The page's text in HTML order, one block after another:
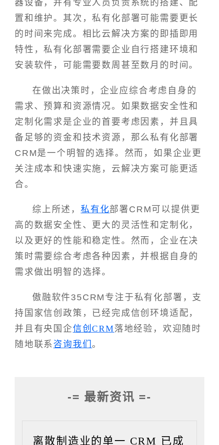
器设备，并有专业人员负责系统的搭建、配
置和维护。其次，私有化部署可能需要更长
的时间来完成。相比云解决方案的即插即用
特性，私有化部署需要企业自行搭建环境和
安装软件，可能需要数周甚至数月的时间。
在做出决策时，企业应综合考虑自身的
需求、预算和资源情况。如果数据安全性和
定制化需求是企业的首要考虑因素，并且具
备足够的资金和技术资源，那么私有化部署
CRM是一个明智的选择。然而，如果企业更
关注成本和快速实施，云解决方案可能更适
合。
综上所述， 私有化部署CRM可以提供更
高的数据安全性、更大的灵活性和定制化，
以及更好的性能和稳定性。然而，企业在决
策时需要综合考虑各种因素，并根据自身的
需求做出明智的选择。
傲融软件35CRM专注于私有化部署，支
持国家信创政策，已经完成信创环境适配，
并且有央国企信创CRM落地经验，欢迎随时
随地联系 咨询我们。
-= 最新资讯 =-
离散制造业的单一 CRM 已成